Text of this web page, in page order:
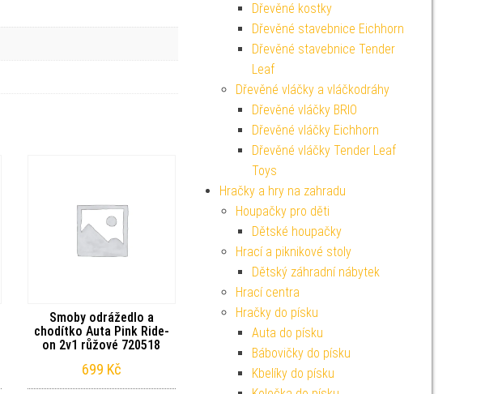
Smoby odrážedlo a
chodítko Auta Pink Ride-
on 2v1 růžové 720518
699 Kč
Dřevěné kostky
Dřevěné stavebnice Eichhorn
Dřevěné stavebnice Tender
Leaf
Dřevěné vláčky a vláčkodráhy
Dřevěné vláčky BRIO
Dřevěné vláčky Eichhorn
Dřevěné vláčky Tender Leaf
Toys
Hračky a hry na zahradu
Houpačky pro děti
Dětské houpačky
Hrací a piknikové stoly
Dětský záhradní nábytek
Hrací centra
Hračky do písku
Auta do písku
Bábovičky do písku
Kbelíky do písku